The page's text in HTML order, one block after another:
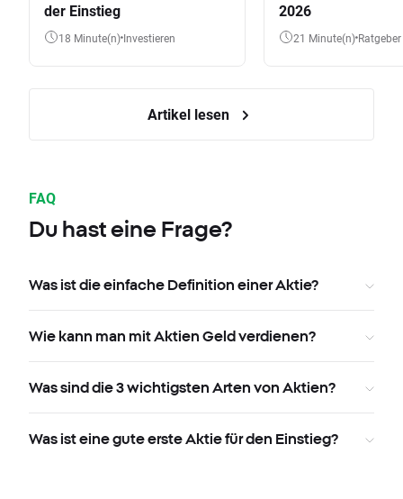
der Einstieg
18 Minute(n) Investieren
2026
21 Minute(n) Ratgeber
Artikel lesen
FAQ
Du hast eine Frage?
Was ist die einfache Definition einer Aktie?
Wie kann man mit Aktien Geld verdienen?
Was sind die 3 wichtigsten Arten von Aktien?
Was ist eine gute erste Aktie für den Einstieg?